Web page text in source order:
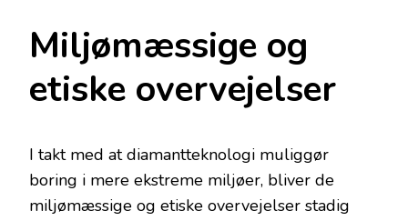
Miljømæssige og
etiske overvejelser
I takt med at diamantteknologi muliggør
boring i mere ekstreme miljøer, bliver de
miljømæssige og etiske overvejelser stadig